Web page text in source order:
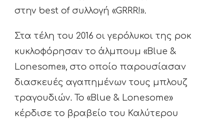
στην best of συλλογή «GRRR!».
Στα τέλη του 2016 οι γερόλυκοι της ροκ
κυκλοφόρησαν το άλμπουμ «Blue &
Lonesome», στο οποίο παρουσίασαν
διασκευές αγαπημένων τους μπλουζ
τραγουδιών. Το «Blue & Lonesome»
κέρδισε το βραβείο του Καλύτερου